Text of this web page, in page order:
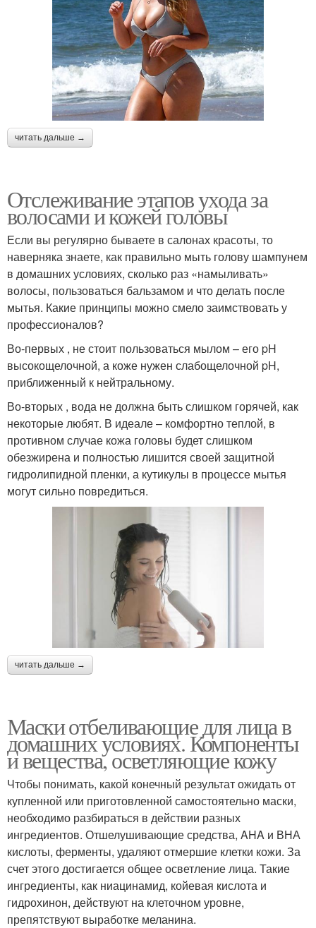
читать дальше →
Отслеживание этапов ухода за
волосами и кожей головы
Если вы регулярно бываете в салонах красоты, то
наверняка знаете, как правильно мыть голову шампунем
в домашних условиях, сколько раз «намыливать»
волосы, пользоваться бальзамом и что делать после
мытья. Какие принципы можно смело заимствовать у
профессионалов?
Во-первых , не стоит пользоваться мылом – его pH
высокощелочной, а коже нужен слабощелочной pH,
приближенный к нейтральному.
Во-вторых , вода не должна быть слишком горячей, как
некоторые любят. В идеале – комфортно теплой, в
противном случае кожа головы будет слишком
обезжирена и полностью лишится своей защитной
гидролипидной пленки, а кутикулы в процессе мытья
могут сильно повредиться.
читать дальше →
Маски отбеливающие для лица в
домашних условиях. Компоненты
и вещества, осветляющие кожу
Чтобы понимать, какой конечный результат ожидать от
купленной или приготовленной самостоятельно маски,
необходимо разбираться в действии разных
ингредиентов. Отшелушивающие средства, AHA и ВНА
кислоты, ферменты, удаляют отмершие клетки кожи. За
счет этого достигается общее осветление лица. Такие
ингредиенты, как ниацинамид, койевая кислота и
гидрохинон, действуют на клеточном уровне,
препятствуют выработке меланина.